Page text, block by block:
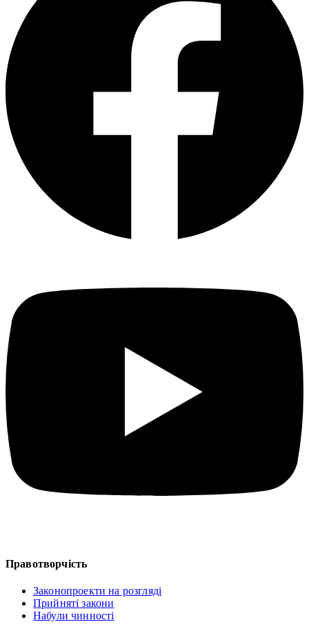
Правотворчість
Законопроекти на розгляді
Прийняті закони
Набули чинності